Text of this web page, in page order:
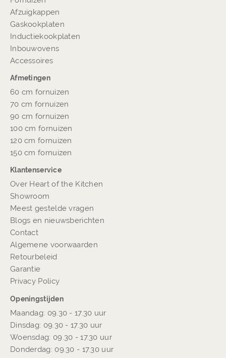
Afzuigkappen
Gaskookplaten
Inductiekookplaten
Inbouwovens
Accessoires
Afmetingen
60 cm fornuizen
70 cm fornuizen
90 cm fornuizen
100 cm fornuizen
120 cm fornuizen
150 cm fornuizen
Klantenservice
Over Heart of the Kitchen
Showroom
Meest gestelde vragen
Blogs en nieuwsberichten
Contact
Algemene voorwaarden
Retourbeleid
Garantie
Privacy Policy
Openingstijden
Maandag: 09.30 - 17.30 uur
Dinsdag: 09.30 - 17.30 uur
Woensdag: 09.30 - 17.30 uur
Donderdag: 09.30 - 17.30 uur